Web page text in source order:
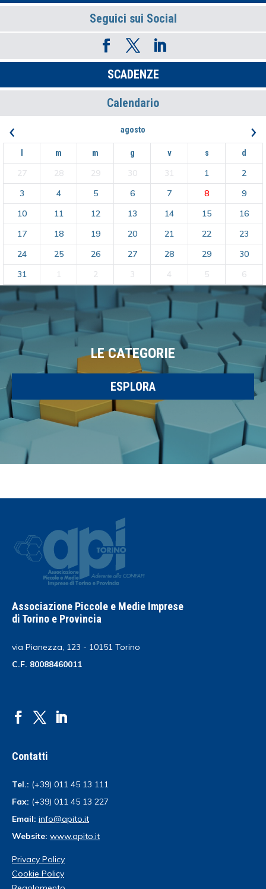
Seguici sui Social
SCADENZE
Calendario
‹ agosto ›
m m g v s d
27 28 29 30 31 1
2
3
4 5 6 7 8
9
10
11 12 13 14 15
16
17
18 19 20 21 22
23
24
25 26 27 28 29
30
31
1 2 3 4 5 6
LE CATEGORIE
ESPLORA
Associazione Piccole e Medie Imprese
di Torino e Provincia
via Pianezza, 123 - 10151 Torino
C.F. 80088460011
Contatti
Tel.: (+39) 011 45 13 111
Fax: (+39) 011 45 13 227
Email: info@apito.it
Website: www.apito.it
Privacy Policy
Cookie Policy